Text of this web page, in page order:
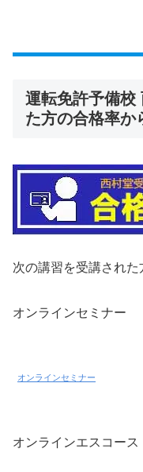
運転免許予備校
た方の合格率か
次の講習を受講され
オンラインセミナー
オンラインセミナー
オンラインエスコース